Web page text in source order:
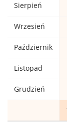
Sierpień
Wrzesień
Październik
Listopad
Grudzień